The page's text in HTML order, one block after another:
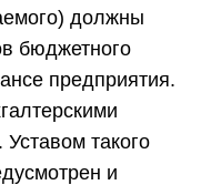
должны
бюджетного
предприятия.
такого
и